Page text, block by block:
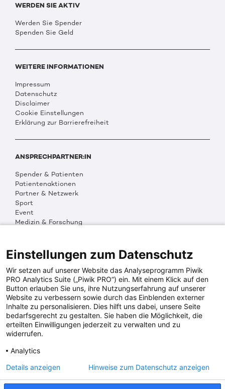
WERDEN SIE AKTIV
Werden Sie Spender
Spenden Sie Geld
WEITERE INFORMATIONEN
Impressum
Datenschutz
Disclaimer
Cookie Einstellungen
Erklärung zur Barrierefreiheit
ANSPRECHPARTNER:IN
Spender & Patienten
Patientenaktionen
Partner & Netzwerk
Sport
Event
Medizin & Forschung
Multimedia
Social Media
PRESSEINFOS
Fotos & Media
Digitale Pressemappen
Patientenaktionen
DKMS SPENDENKONTO
DKMS Donor Center gGmbH
Einstellungen zum Datenschutz
Wir setzen auf unserer Website das Analyseprogramm Piwik
PRO Analytics Suite („Piwik PRO“) ein. Mit einem Klick auf den
Button erlauben Sie uns, ihre Nutzungserfahrung auf unserer
Website zu verbessern sowie durch das Einblenden externer
Inhalte zu personalisieren. Dies hilft uns dabei, unsere Seite
bedarfsgerecht zu gestalten. Sie haben die Möglichkeit, die
erteilten Einwilligungen jederzeit zu verwalten und zu
widerrufen.
Analytics
Details anzeigen Hinweise zum Datenschutz anzeigen